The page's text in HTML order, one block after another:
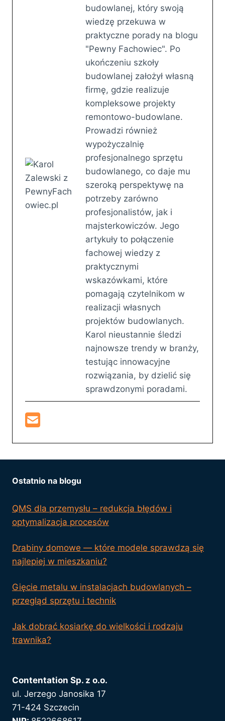
budowlanej, który swoją
wiedzę przekuwa w
praktyczne porady na blogu
"Pewny Fachowiec". Po
ukończeniu szkoły
budowlanej założył własną
firmę, gdzie realizuje
kompleksowe projekty
remontowo-budowlane.
Prowadzi również
wypożyczalnię
profesjonalnego sprzętu
budowlanego, co daje mu
szeroką perspektywę na
potrzeby zarówno
profesjonalistów, jak i
majsterkowiczów. Jego
artykuły to połączenie
fachowej wiedzy z
praktycznymi
wskazówkami, które
pomagają czytelnikom w
realizacji własnych
projektów budowlanych.
Karol nieustannie śledzi
najnowsze trendy w branży,
testując innowacyjne
rozwiązania, by dzielić się
sprawdzonymi poradami.
Ostatnio na blogu
QMS dla przemysłu – redukcja błędów i
optymalizacja procesów
Drabiny domowe — które modele sprawdzą się
najlepiej w mieszkaniu?
Gięcie metalu w instalacjach budowlanych –
przegląd sprzętu i technik
Jak dobrać kosiarkę do wielkości i rodzaju
trawnika?
Contentation Sp. z o.o.
ul. Jerzego Janosika 17
71-424 Szczecin